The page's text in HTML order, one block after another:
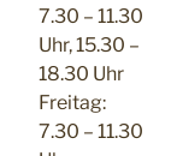
7.30 – 11.30
Uhr, 15.30 –
18.30 Uhr
Freitag:
7.30 – 11.30